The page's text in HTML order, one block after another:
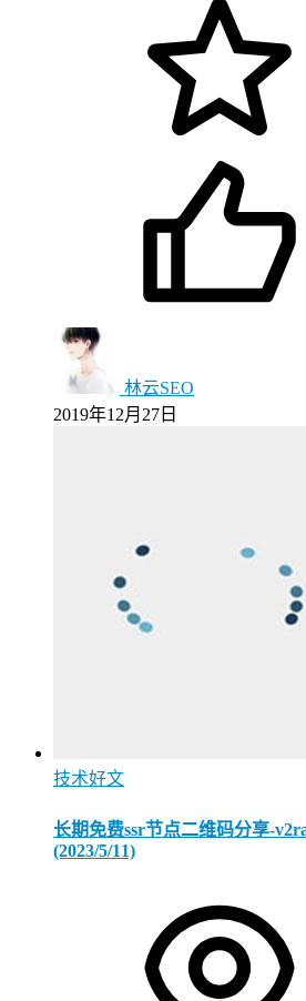
林云SEO
2019年12月27日
技术好文
长期免费ssr节点二维码分享-
(2023/5/11)